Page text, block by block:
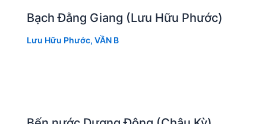
Bạch Đằng Giang (Lưu Hữu Phước)
Lưu Hữu Phước, VẦN B